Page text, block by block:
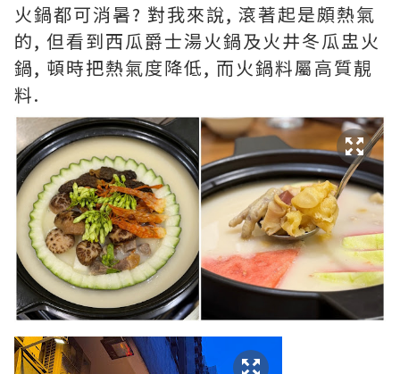
火鍋都可消暑? 對我來說, 滾著起是頗熱氣
的, 但看到西瓜爵士湯火鍋及火井冬瓜盅火
鍋, 頓時把熱氣度降低, 而火鍋料屬高質靚
料.